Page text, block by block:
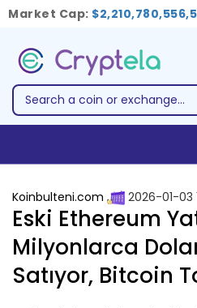
Market Cap:
Koinbulteni.com 2026-01-03
Eski Ethereum
Milyonlarca
Satıyor, Bitcoin